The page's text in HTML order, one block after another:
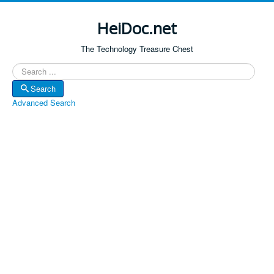
HeiDoc.net
The Technology Treasure Chest
Search
Search
Advanced Search